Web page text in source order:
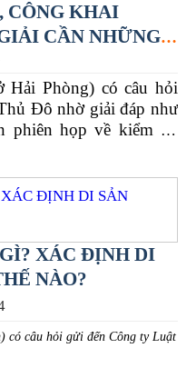
CÔNG KHAI
CẦN NHỮNG
Phòng) có câu hỏi
Đô nhờ giải đáp như
phiên họp về kiểm tra
cứ được nêu ra trong
luật không?"
XÁC ĐỊNH DI
NÀO?
có câu hỏi gửi đến Công ty Luật